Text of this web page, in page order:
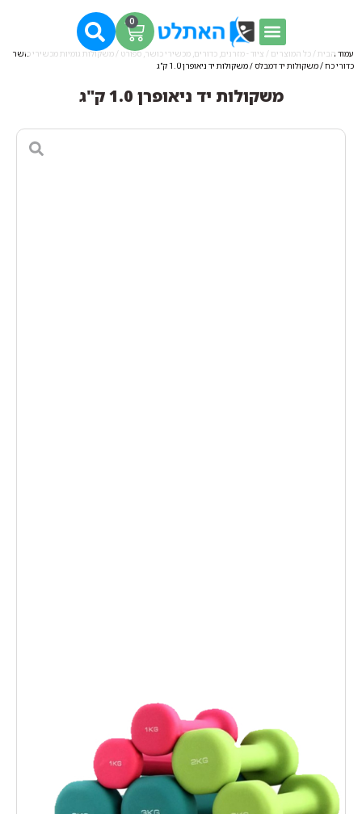
0
עמוד הבית / כל המוצרים / ציוד - מזרנים, כדורים, מכשירי כושר, ספורט / משקולות גומיות מכשירי כושר
כדורי כח/משקולות יד דמבלס/ משקולות יד ניאופרן 1.0 ק"ג
משקולות יד ניאופרן 1.0 ק"ג